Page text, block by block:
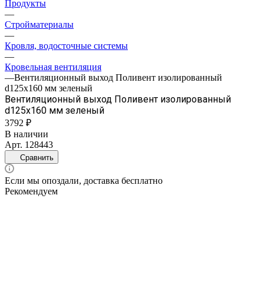
Продукты
—
Стройматериалы
—
Кровля, водосточные системы
—
Кровельная вентиляция
—Вентиляционный выход Поливент изолированный
d125х160 мм зеленый
Вентиляционный выход Поливент изолированный
d125х160 мм зеленый
3792 ₽
В наличии
Арт. 128443
Сравнить
Если мы опоздали, доставка бесплатно
Рекомендуем